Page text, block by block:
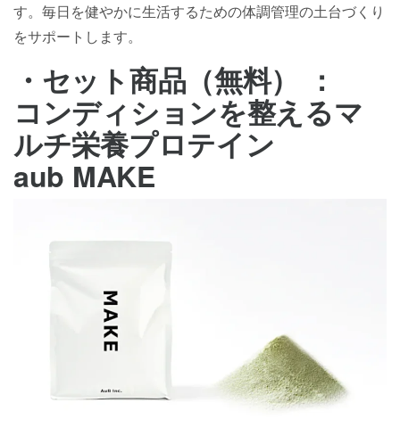
す。毎日を健やかに生活するための体調管理の土台づくり
をサポートします。
・セット商品（無料） ：
コンディションを整えるマ
ルチ栄養プロテイン
aub MAKE